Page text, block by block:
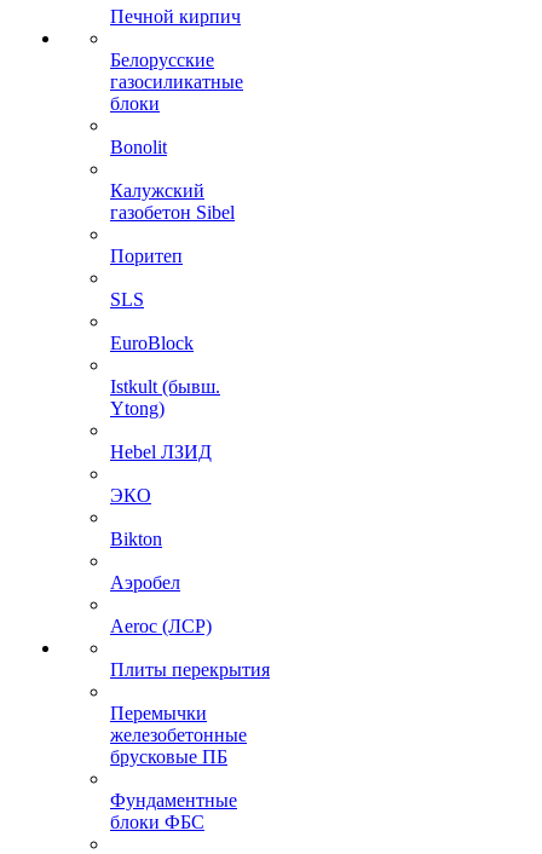
Печной кирпич
Белорусские
газосиликатные
блоки
Bonolit
Калужский
газобетон Sibel
Поритеп
SLS
EuroBlock
Istkult (бывш.
Ytong)
Hebel ЛЗИД
ЭКО
Bikton
Аэробел
Aeroc (ЛСР)
Плиты перекрытия
Перемычки
железобетонные
брусковые ПБ
Фундаментные
блоки ФБС